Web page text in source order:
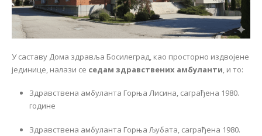
У саставу Дома здравља Босилеград, као просторно издвојене
јединице, налази се седам здравствених амбуланти, и то:
Здравствена амбуланта Горња Лисина, саграђена 1980.
године
Здравствена амбуланта Горња Љубата, саграђена 1980.